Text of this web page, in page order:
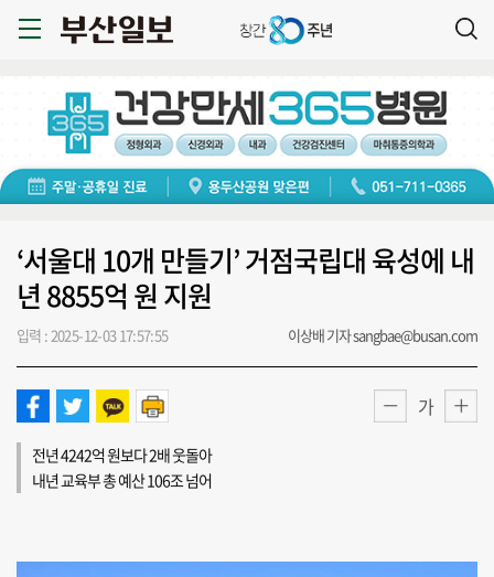
‘서울대 10개 만들기’ 거점국립대 육성에 내
년 8855억 원 지원
입력 : 2025-12-03 17:57:55 이상배 기자 sangbae@busan.com
가
전년 4242억 원보다 2배 웃돌아
내년 교육부 총 예산 106조 넘어